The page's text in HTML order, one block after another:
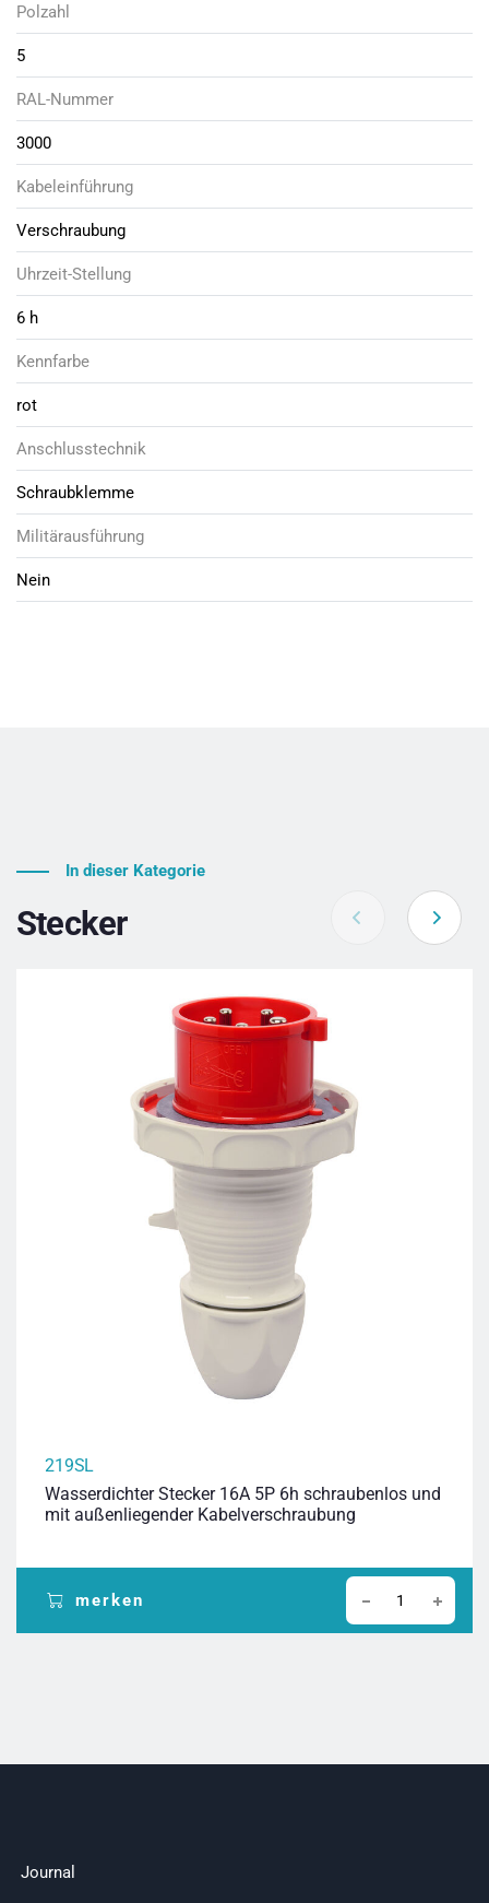
Polzahl
5
RAL-Nummer
3000
Kabeleinführung
Verschraubung
Uhrzeit-Stellung
6 h
Kennfarbe
rot
Anschlusstechnik
Schraubklemme
Militärausführung
Nein
In dieser Kategorie
Stecker
219SL
Wasserdichter Stecker 16A 5P 6h schraubenlos und
mit außenliegender Kabelverschraubung
merken
Journal